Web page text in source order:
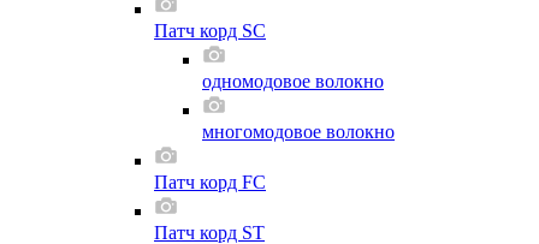
Патч корд SC
одномодовое волокно
многомодовое волокно
Патч корд FC
Патч корд ST